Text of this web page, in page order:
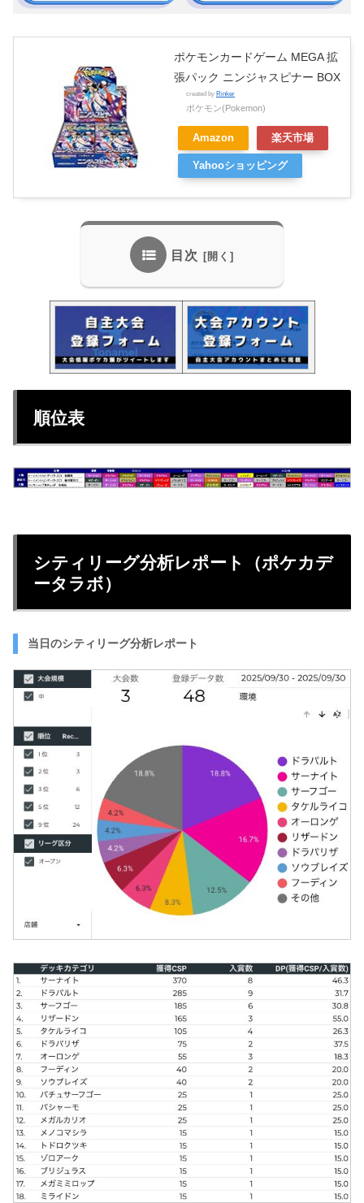
ポケモンカードゲーム MEGA 拡
張パック ニンジャスピナー BOX
created by Rinker
ポケモン(Pokemon)
Amazon 楽天市場
Yahooショッピング
目次
順位表
シティリーグ分析レポート（ポケカデ
ータラボ）
当日のシティリーグ分析レポート